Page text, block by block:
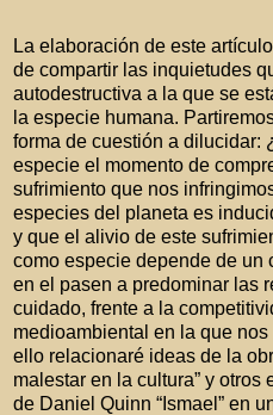
La elaboración de este
de compartir las inquietudes
autodestructiva a la que se
la especie humana.
forma de cuestión a dilucidar:
especie el momento de
sufrimiento que nos
especies del planeta es
y que el alivio de este
como especie depende de un
en el pasen a predominar las
cuidado, frente a la
medioambiental en la que
ello relacionaré ideas de la
malestar en la cultura” y
de Daniel Quinn “Ismael” en